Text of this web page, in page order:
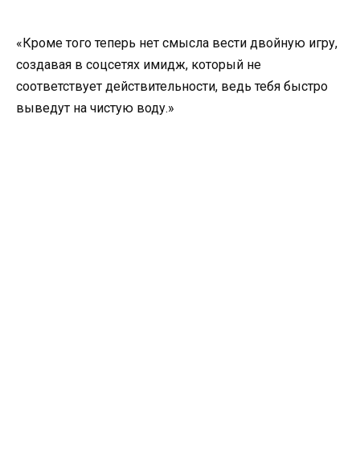
«Кроме того теперь нет смысла вести двойную игру,
создавая в соцсетях имидж, который не
соответствует действительности, ведь тебя быстро
выведут на чистую воду.»